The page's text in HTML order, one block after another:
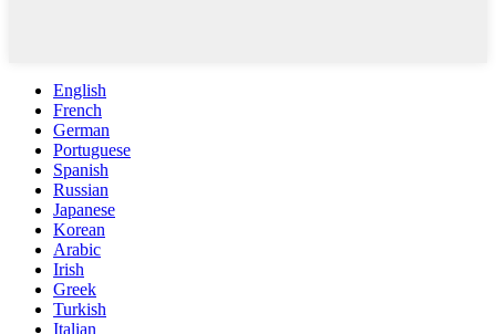
English
French
German
Portuguese
Spanish
Russian
Japanese
Korean
Arabic
Irish
Greek
Turkish
Italian